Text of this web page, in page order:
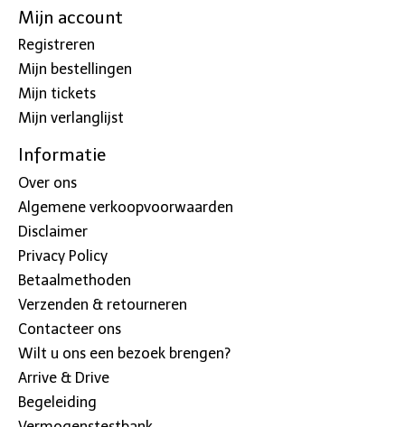
Mijn account
Registreren
Mijn bestellingen
Mijn tickets
Mijn verlanglijst
Informatie
Over ons
Algemene verkoopvoorwaarden
Disclaimer
Privacy Policy
Betaalmethoden
Verzenden & retourneren
Contacteer ons
Wilt u ons een bezoek brengen?
Arrive & Drive
Begeleiding